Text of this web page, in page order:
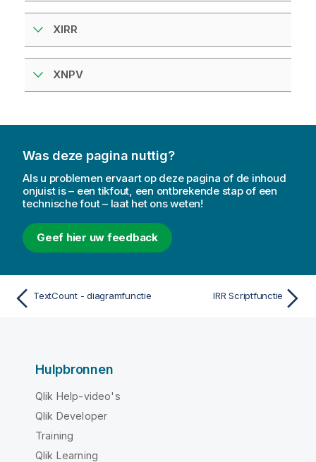
XIRR
XNPV
Was deze pagina nuttig?
Als u problemen ervaart op deze pagina of de inhoud
onjuist is – een tikfout, een ontbrekende stap of een
technische fout – laat het ons weten!
Geef hier uw feedback
TextCount - diagramfunctie IRR Scriptfunctie
Hulpbronnen
Qlik Help-video's
Qlik Developer
Training
Qlik Learning